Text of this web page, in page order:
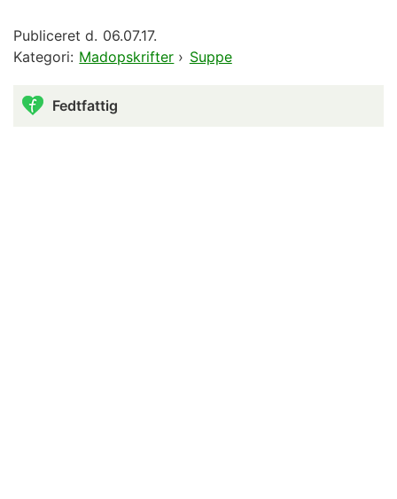
Publiceret d. 06.07.17.
Kategori: Madopskrifter › Suppe
Fedtfattig